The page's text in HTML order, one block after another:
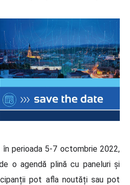
în perioada 5-7 octombrie 2022,
o agendă plină cu paneluri și
pot afla noutăți sau pot